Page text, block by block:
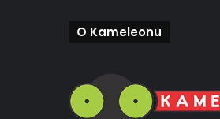
O Kameleonu